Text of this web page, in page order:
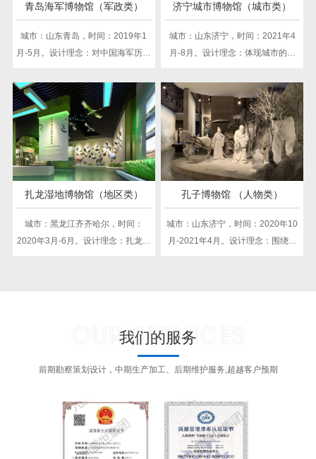
青岛海军博物馆（军政类）
城市：山东青岛，时间：2019年1
月-5月。设计理念：对中国海军历史
过收藏、展示海军各历史时期的重
要文物史料和各类装备，让参观者
能够直观地了解中国海军的发展历
程，从而增强民族自豪感和爱国意
识
济宁城市博物馆（城市类）
城市：山东济宁，时间：2021年4
月-8月。设计理念：体现城市的历
注重观众的参与和体验，通过深入
挖掘城市的历史文化遗产，展示城
市的发展历程和文化特色。
扎龙湿地博物馆（地区类）
城市：黑龙江齐齐哈尔，时间：
2020年3月-6月。设计理念：扎龙湿
孔子博物馆 （人物类）
城市：山东济宁，时间：2020年10
月-2021年4月。设计理念：围绕孔
OUR SERVICES
我们的服务
前期勘察策划设计，中期生产加工、后期维护服务,超越客户预期